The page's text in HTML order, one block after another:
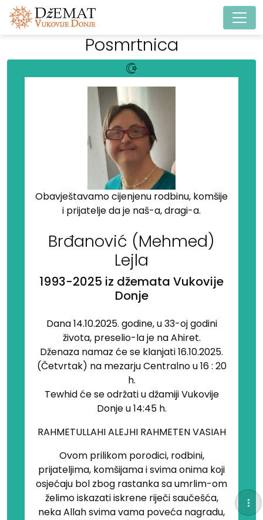
Main Navigation
Posmrtnica
Obavještavamo cijenjenu rodbinu, komšije
i prijatelje da je naš-a, dragi-a.
Brđanović (Mehmed)
Lejla
1993-2025 iz džemata Vukovije
Donje
Dana 14.10.2025. godine, u 33-oj godini
života, preselio-la je na Ahiret.
Dženaza namaz će se klanjati 16.10.2025.
(Četvrtak) na mezarju Centralno u 16 : 20
h.
Tewhid će se održati u džamiji Vukovije
Donje u 14:45 h.
RAHMETULLAHI ALEJHI RAHMETEN VASIAH
Ovom prilikom porodici, rodbini,
prijateljima, komšijama i svima onima koji
osjećaju bol zbog rastanka sa umrlim-om
želimo iskazati iskrene riječi saučešća,
neka Allah svima vama poveća nagradu,